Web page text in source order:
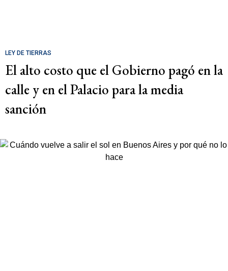
LEY DE TIERRAS
El alto costo que el Gobierno pagó en la
calle y en el Palacio para la media
sanción